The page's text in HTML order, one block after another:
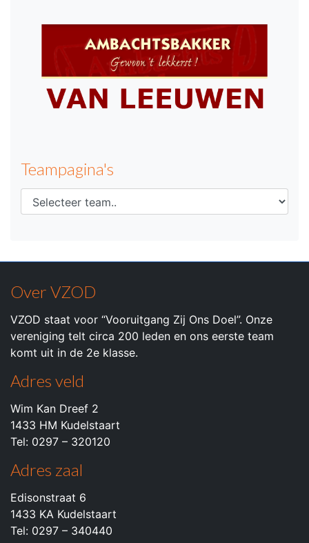
Teampagina's
Over VZOD
VZOD staat voor “Vooruitgang Zij Ons Doel”. Onze
vereniging telt circa 200 leden en ons eerste team
komt uit in de 2e klasse.
Adres veld
Wim Kan Dreef 2
1433 HM Kudelstaart
Tel: 0297 – 320120
Adres zaal
Edisonstraat 6
1433 KA Kudelstaart
Tel: 0297 – 340440